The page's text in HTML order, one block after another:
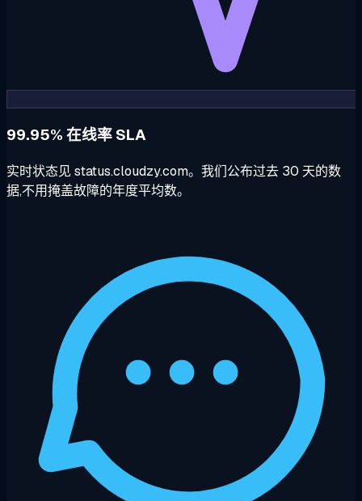
99.95% 在线率 SLA
实时状态见 status.cloudzy.com。我们公布过去 30 天的数
据,不用掩盖故障的年度平均数。